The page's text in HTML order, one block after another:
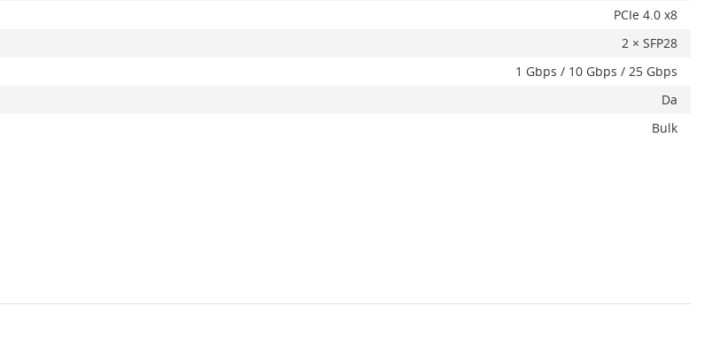
PCIe 4.0 x8
2 × SFP28
1 Gbps / 10 Gbps / 25 Gbps
Da
Bulk